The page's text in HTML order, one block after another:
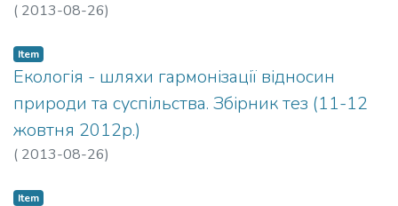
( 2013-08-26)
Item
Екологія - шляхи гармонізації відносин
природи та суспільства. Збірник тез (11-12
жовтня 2012р.)
( 2013-08-26)
Item